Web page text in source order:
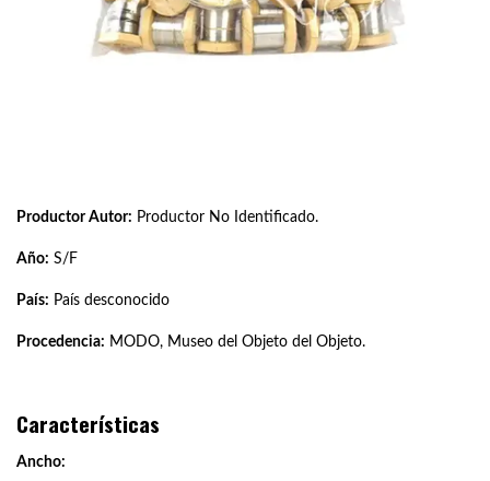
Productor Autor: Productor No Identificado.
Año: S/F
País: País desconocido
Procedencia: MODO, Museo del Objeto del Objeto.
Características
Ancho: